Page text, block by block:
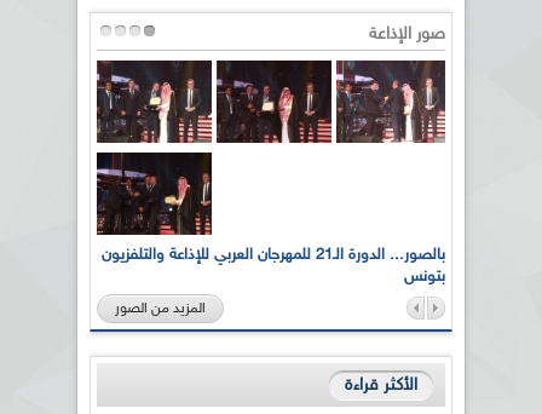
صور الإذاعة
بالصور... الدورة الـ21 للمهرجان العربي للإذاعة والتلفزيون
بتونس
المزيد من الصور
الأكثر قراءة